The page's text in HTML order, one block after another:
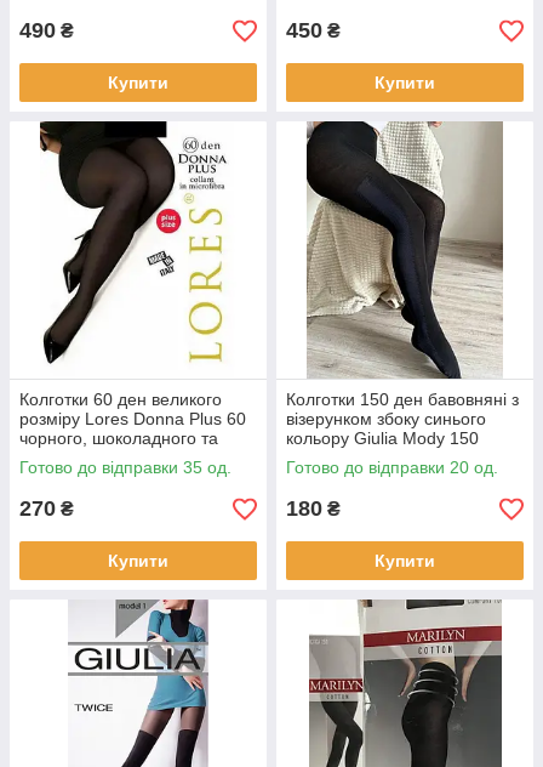
490 ₴
Купити
450 ₴
Купити
Колготки 60 ден великого
розміру Lores Donna Plus 60
чорного, шоколадного та
бежевого кольорів розмір 6
Готово до відправки 35 од.
270 ₴
Купити
Колготки 150 ден бавовняні з
візерунком збоку синього
кольору Giulia Mody 150
чорного кольору 2 3 4
Готово до відправки 20 од.
180 ₴
Купити